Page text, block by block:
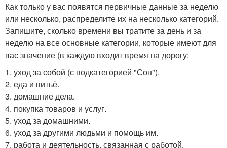
Как только у вас появятся первичные данные за неделю
или несколько, распределите их на несколько категорий.
Запишите, сколько времени вы тратите за день и за
неделю на все основные категории, которые имеют для
вас значение (в каждую входит время на дорогу:
1. уход за собой (с подкатегорией "Сон").
2. еда и питьё.
3. домашние дела.
4. покупка товаров и услуг.
5. уход за домашними.
6. уход за другими людьми и помощь им.
7. работа и деятельность, связанная с работой.